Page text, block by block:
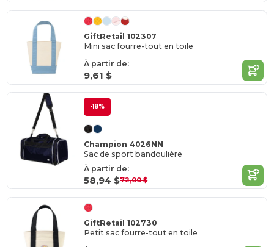
GiftRetail 102307
Mini sac fourre-tout en toile
À partir de:
9,61 $
-18%
Champion 4026NN
Sac de sport bandoulière
À partir de:
58,94 $72,00 $
GiftRetail 102730
Petit sac fourre-tout en toile